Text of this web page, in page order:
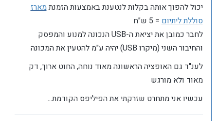
יכול להפוך אותה בקלות לנטענת באמצעות הזמנתמארז
סוללת ליתיום = 5 ש"ח
לחבר כמובן את יציאת ה-USB הנכונה למנוע והמפסק
והחיבור השני (מיקרו USB) יהיה ע"מ להטעין את המכונה
לענ"ד גם האופציה הראשונה מאוד נוחה, החוט ארוך, דק
מאוד ולא מורגש
עכשיו אני מתחרט שזרקתי את הפיליפס הקודמת...